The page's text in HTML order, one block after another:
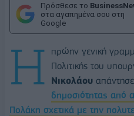
Πρόσθεσε το
στα αγαπημένα σου στη
Google
Η
πρώην γενική
Πολιτικής του
Νικολάου απάντησε
δημοσιότητας από
Πολάκη σχετικά με την